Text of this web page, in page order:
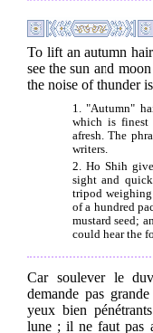
To lift an autumn
see the sun and
the noise of thunder
1. "Autumn"
which is finest
afresh. The
writers.
2. Ho Shih
sight and
tripod weighing
of a hundred
mustard seed;
could hear the
Car soulever le
demande pas
yeux bien
lune ; il ne faut pas